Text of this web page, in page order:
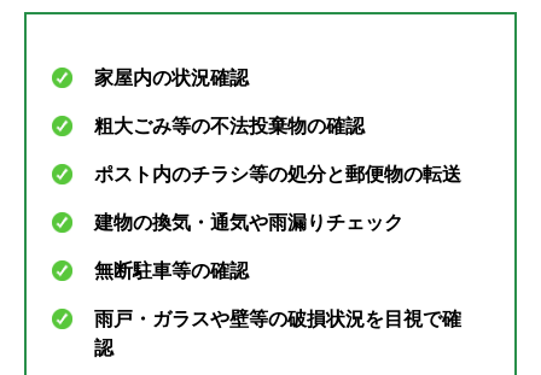
家屋内の状況確認
粗大ごみ等の不法投棄物の確認
ポスト内のチラシ等の処分と郵便物の転送
建物の換気・通気や雨漏りチェック
無断駐車等の確認
雨戸・ガラスや壁等の破損状況を目視で確
認